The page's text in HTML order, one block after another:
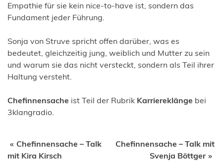
Empathie für sie kein nice-to-have ist, sondern das
Fundament jeder Führung.
Sonja von Struve spricht offen darüber, was es
bedeutet, gleichzeitig jung, weiblich und Mutter zu sein
und warum sie das nicht versteckt, sondern als Teil ihrer
Haltung versteht.
Chefinnensache ist Teil der Rubrik Karriereklänge bei
3klangradio.
Beitragsnavigation
Chefinnensache – Talk
mit Kira Kirsch
Chefinnensache – Talk mit
Svenja Böttger